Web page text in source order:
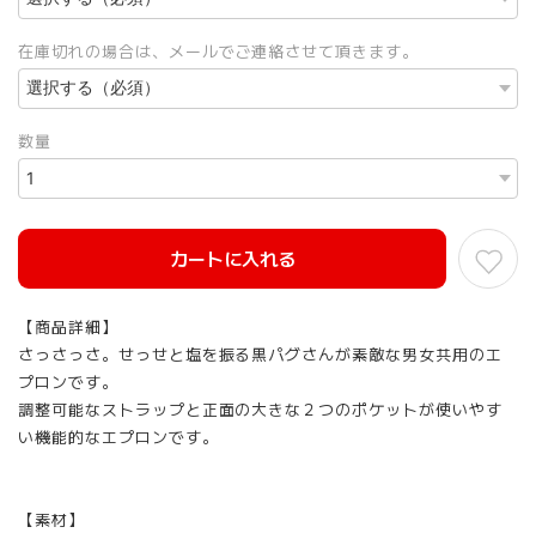
在庫切れの場合は、メールでご連絡させて頂きます。
数量
カートに入れる
【商品詳細】
さっさっさ。せっせと塩を振る黒パグさんが素敵な男女共用のエ
プロンです。
調整可能なストラップと正面の大きな２つのポケットが使いやす
い機能的なエプロンです。
【素材】